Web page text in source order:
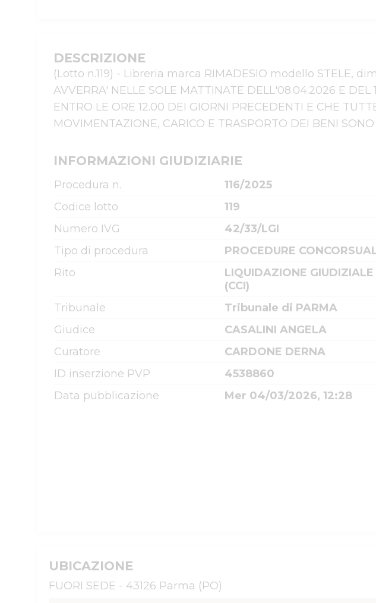
DESCRIZIONE
(Lotto n.119) - Libreria marca RIMADESIO modello STELE,
AVVERRA' NELLE SOLE MATTINATE DELL'08.04.2026 E
ENTRO LE ORE 12.00 DEI GIORNI PRECEDENTI E CHE
MOVIMENTAZIONE, CARICO E TRASPORTO DEI BENI
INFORMAZIONI GIUDIZIARIE
Procedura n.
116/2025
Codice lotto
119
Numero IVG
42/33/LGI
Tipo di procedura
PROCEDURE
Rito
LIQUIDAZIONE GIUDIZIALE
(CCI)
Tribunale
Tribunale di PARMA
Giudice
CASALINI ANGELA
Curatore
CARDONE DERNA
ID inserzione PVP
4538860
Data pubblicazione
Mer 04/03/2026, 12:28
UBICAZIONE
FUORI SEDE - 43126 Parma (PO)